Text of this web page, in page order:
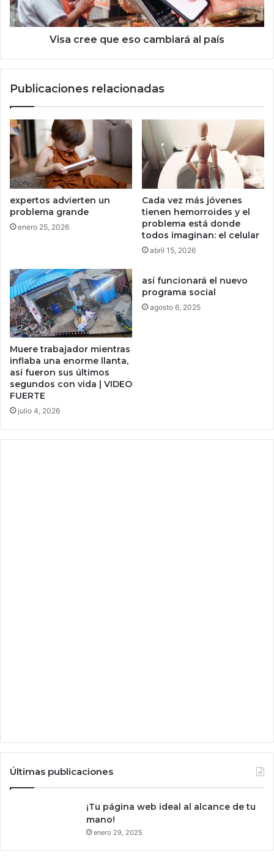
f
u
a
i
o
n
e
s
v
e
r
d
c
o
n
G
o
l
p
o
r
e
l
A
e
q
o
m
b
i
a
r
a
l
p
s
Visa cree que eso cambiará al país
Publicaciones relacionadas
expertos advierten un
problema grande
enero 25, 2026
Cada vez más jóvenes
tienen hemorroides y el
problema está donde
todos imaginan: el celular
abril 15, 2026
Muere trabajador mientras
inflaba una enorme llanta,
así fueron sus últimos
segundos con vida | VIDEO
FUERTE
julio 4, 2026
así funcionará el nuevo
programa social
agosto 6, 2025
Últimas publicaciones
¡Tu página web ideal al alcance de tu
mano!
enero 29, 2025